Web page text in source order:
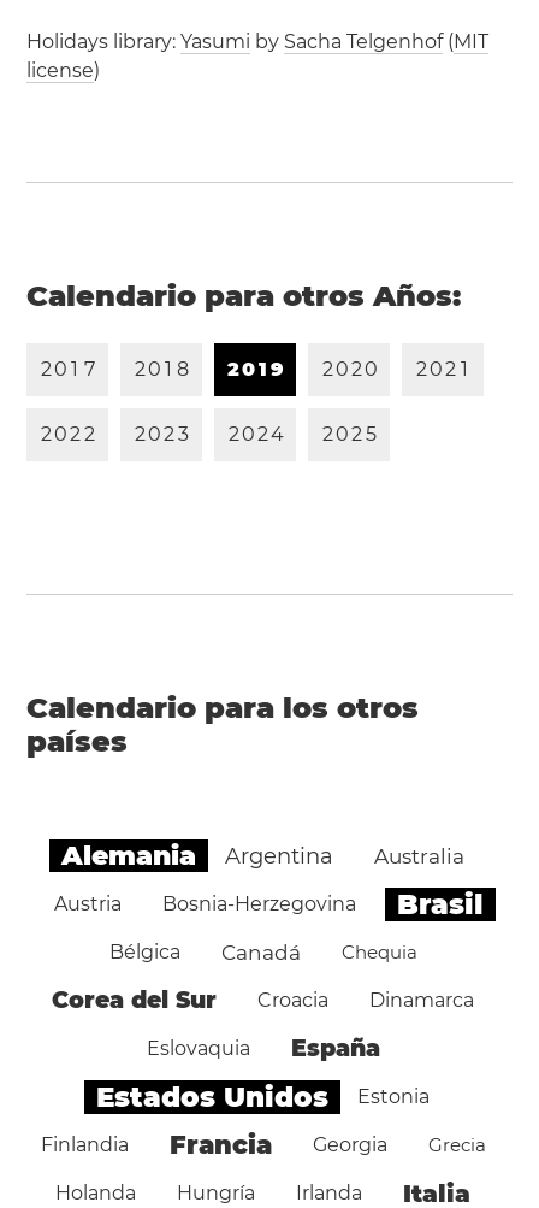
Holidays library:Yasumi by Sacha Telgenhof(MIT
license)
Calendario para otros Años:
20 1 7 20 1 8 201 9 2020 202 1
2022 2023 2024 2025
Calendario para los otros
países
Alemania Argentina Australia
Austria Bosnia-Herzegovina Brasil
Bélgica Canadá Chequia
Corea del Sur Croacia Dinamarca
Eslovaquia España
Estados Unidos Estonia
Finlandia Francia Georgia Grecia
Holanda Hungría Irlanda Italia